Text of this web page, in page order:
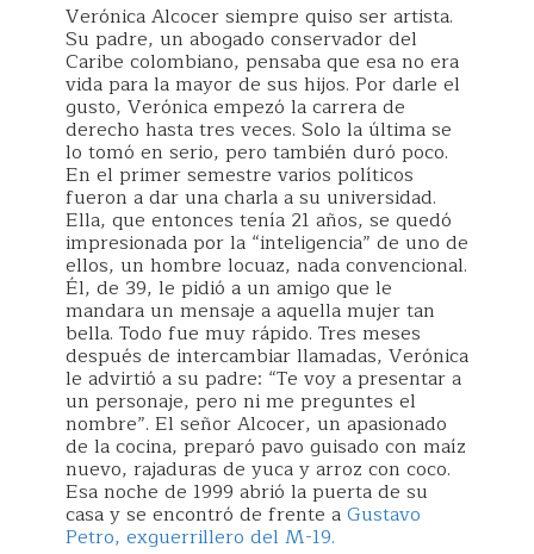
Verónica Alcocer siempre quiso ser artista.
Su padre, un abogado conservador del
Caribe colombiano, pensaba que esa no era
vida para la mayor de sus hijos. Por darle el
gusto, Verónica empezó la carrera de
derecho hasta tres veces. Solo la última se
lo tomó en serio, pero también duró poco.
En el primer semestre varios políticos
fueron a dar una charla a su universidad.
Ella, que entonces tenía 21 años, se quedó
impresionada por la “inteligencia” de uno de
ellos, un hombre locuaz, nada convencional.
Él, de 39, le pidió a un amigo que le
mandara un mensaje a aquella mujer tan
bella. Todo fue muy rápido. Tres meses
después de intercambiar llamadas, Verónica
le advirtió a su padre: “Te voy a presentar a
un personaje, pero ni me preguntes el
nombre”. El señor Alcocer, un apasionado
de la cocina, preparó pavo guisado con maíz
nuevo, rajaduras de yuca y arroz con coco.
Esa noche de 1999 abrió la puerta de su
casa y se encontró de frente aGustavo
Petro, exguerrillero del M-19.